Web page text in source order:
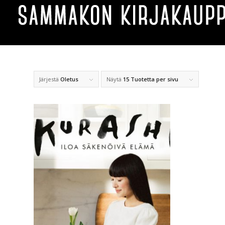
Järjestä Oletus Näytä 15 Tuotetta per sivu